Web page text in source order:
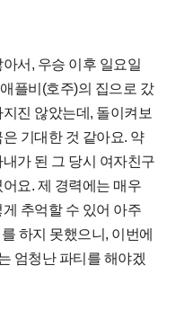
서, 우승 이후 일요일
플비(호주)의 집으로 갔
진 않았는데, 돌이켜보
기대한 것 같아요. 약
가 된 그 당시 여자친구
요. 제 경력에는 매우
추억할 수 있어 아주
하지 못했으니, 이번에
엄청난 파티를 해야겠